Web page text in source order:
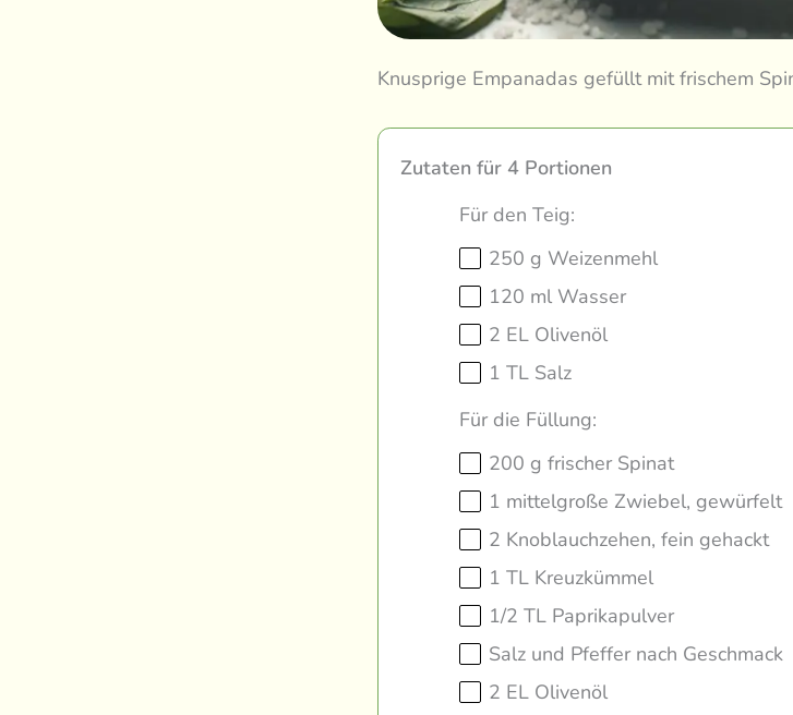
Knusprige Empanadas gefüllt mit frischem
Zutaten für 4 Portionen
Für den Teig:
250 g Weizenmehl
120 ml Wasser
2 EL Olivenöl
1 TL Salz
Für die Füllung:
200 g frischer Spinat
1 mittelgroße Zwiebel, gewürfelt
2 Knoblauchzehen, fein gehackt
1 TL Kreuzkümmel
1/2 TL Paprikapulver
Salz und Pfeffer nach Geschmack
2 EL Olivenöl